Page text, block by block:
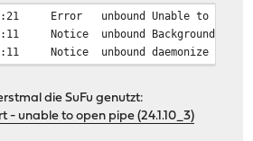
Error unbound
Unable to
Notice unbound
Backgrounding
Notice unbound daemonize
die SuFu genutzt:
- unable to open pipe (24.1.10_3)